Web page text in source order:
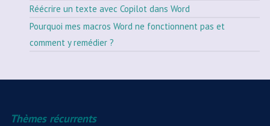
Réécrire un texte avec Copilot dans Word
Pourquoi mes macros Word ne fonctionnent pas et
comment y remédier ?
Thèmes récurrents